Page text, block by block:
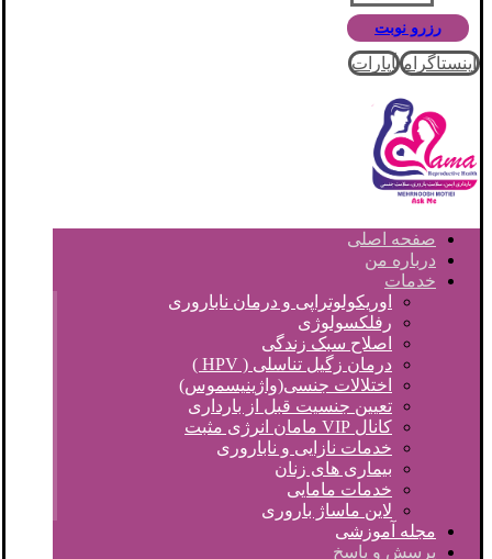
رزرو نوبت
اینستاگرام آپارات
صفحه اصلی
درباره من
خدمات
اوریکولوتراپی و درمان ناباروری
رفلکسولوژی
اصلاح سبک زندگی
درمان زگیل تناسلی ( HPV )
اختلالات جنسی(واژینیسموس)
تعیین جنسیت قبل از بارداری
کانال VIP مامان انرژی مثبت
خدمات نازایی و ناباروری
بیماری های زنان
خدمات مامایی
لاین ماساژ باروری
مجله آموزشی
پرسش و پاسخ